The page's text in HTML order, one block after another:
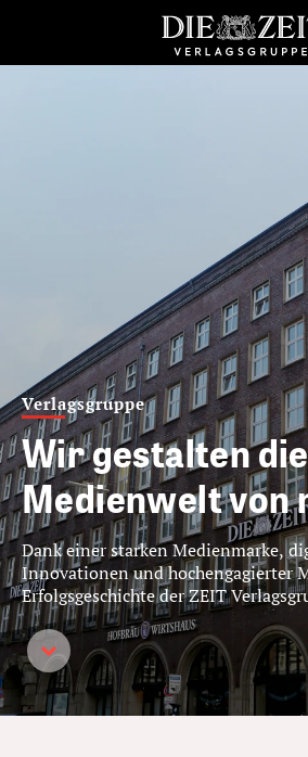
Produkte
Print, Online,
Events
Ob Wochenzeitung, Kriminal-
Angebote oder Konferenzen:
facettenreiche Produktportfolio der